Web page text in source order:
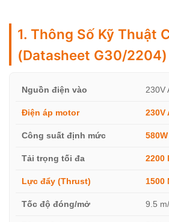
1. Thông Số Kỹ Thuật
(Datasheet G30/2204)
Nguồn điện vào 230V
Điện áp motor 230V
Công suất định mức 580W
Tải trọng tối đa 2200
Lực đẩy (Thrust) 1500
Tốc độ đóng/mở 9.5